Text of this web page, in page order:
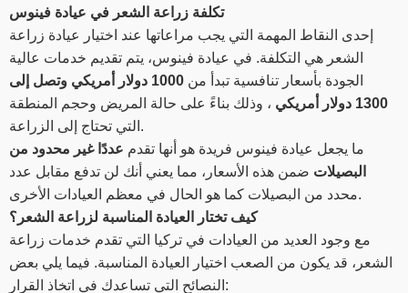
تكلفة زراعة الشعر في عيادة فينوس
إحدى النقاط المهمة التي يجب مراعاتها عند اختيار عيادة زراعة
الشعر هي التكلفة. في عيادة فينوس، يتم تقديم خدمات عالية
الجودة بأسعار تنافسية تبدأ من
1000 دولار أمريكي وتصل إلى
1300 دولار أمريكي
، وذلك بناءً على حالة المريض وحجم المنطقة
التي تحتاج إلى الزراعة.
ما يجعل عيادة فينوس فريدة هو أنها تقدم عددًا غير محدود من
البصيلات ضمن هذه الأسعار، مما يعني أنك لن تدفع مقابل عدد
محدد من البصيلات كما هو الحال في معظم العيادات الأخرى.
كيف تختار العيادة المناسبة لزراعة الشعر؟
مع وجود العديد من العيادات في تركيا التي تقدم خدمات زراعة
الشعر، قد يكون من الصعب اختيار العيادة المناسبة. فيما يلي بعض
النصائح التي تساعدك في اتخاذ القرار: